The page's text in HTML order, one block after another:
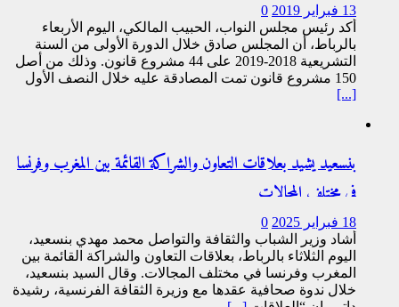
13 فبراير 2019
0
أكد رئيس مجلس النواب، الحبيب المالكي، اليوم الأربعاء
بالرباط، أن المجلس صادق خلال الدورة الأولى من السنة
التشريعية 2018-2019 على 44 مشروع قانون. وذلك من أصل
150 مشروع قانون تمت المصادقة عليه خلال النصف الأول
[...]
بنسعيد يشيد بعلاقات التعاون والشراكة القائمة بين المغرب وفرنسا
في مختلف المجالات
18 فبراير 2025
0
أشاد وزير الشباب والثقافة والتواصل محمد مهدي بنسعيد،
اليوم الثلاثاء بالرباط، بعلاقات التعاون والشراكة القائمة بين
المغرب وفرنسا في مختلف المجالات. وقال السيد بنسعيد،
خلال ندوة صحافية عقدها مع وزيرة الثقافة الفرنسية، رشيدة